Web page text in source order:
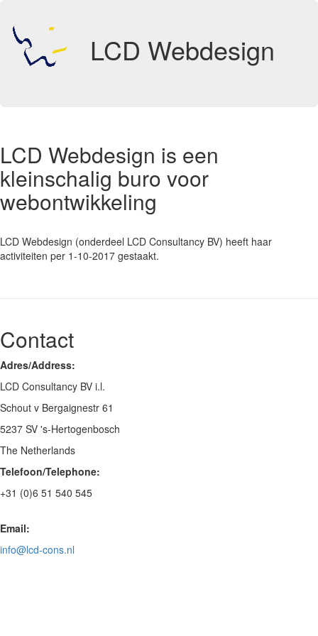
LCD Webdesign
LCD Webdesign is een
kleinschalig buro voor
webontwikkeling
LCD Webdesign (onderdeel LCD Consultancy BV) heeft haar
activiteiten per 1-10-2017 gestaakt.
Contact
Adres/Address:
LCD Consultancy BV i.l.
Schout v Bergaignestr 61
5237 SV 's-Hertogenbosch
The Netherlands
Telefoon/Telephone:
+31 (0)6 51 540 545
Email:
info@lcd-cons.nl